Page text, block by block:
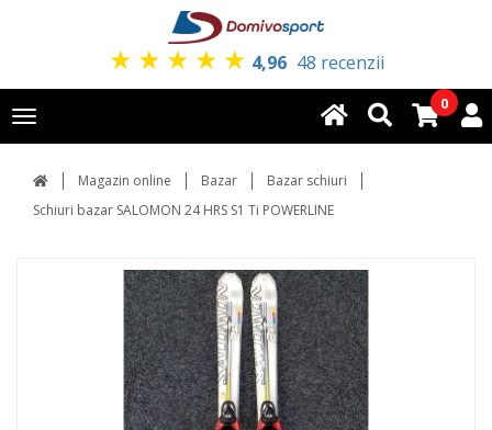
★ ★ ★ ★ ★ 4,96 48 recenzii
Toggle
navigation
0
Magazin online Bazar
Bazar schiuri
Schiuri bazar SALOMON 24 HRS S1 Ti POWERLINE